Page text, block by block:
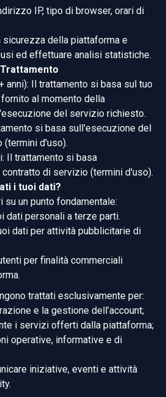
IP, tipo di browser, orari di
sicurezza della piattaforma e
ed effettuare analisi statistiche.
anni): Il trattamento si basa sul tuo
al momento della
del servizio richiesto.
si basa sull'esecuzione del
d'uso).
Il trattamento si basa
di servizio (termini d'uso).
i tuoi dati?
un punto fondamentale:
dati personali a terze parti.
dati per attività pubblicitarie di
per finalità commerciali
trattati esclusivamente per:
e la gestione dell’account;
i servizi offerti dalla piattaforma;
operative, informative e di
iniziative, eventi e attività